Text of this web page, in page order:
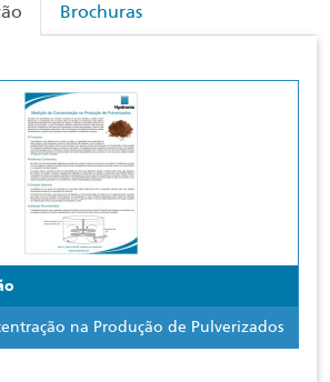
Brochuras
na Produção de Pulverizados